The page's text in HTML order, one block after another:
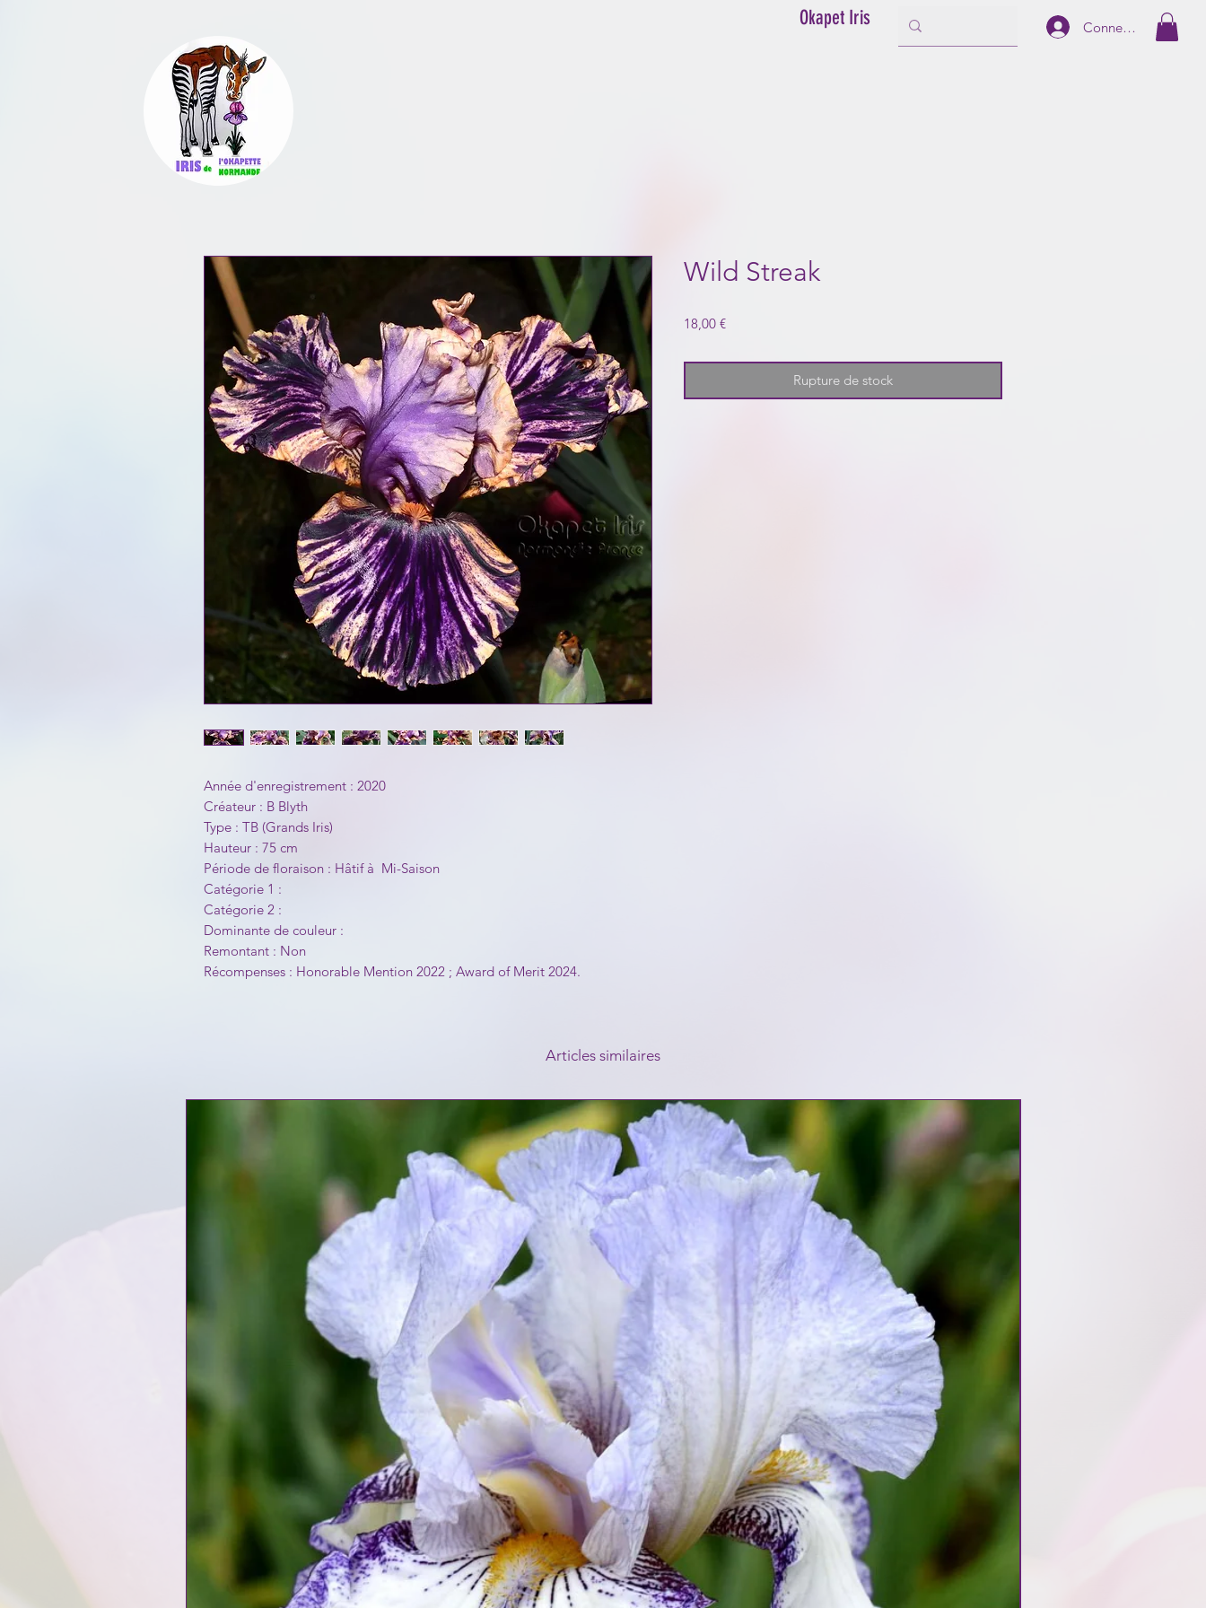
Okapet Iris Connexion
Année d'enregistrement : 2020
Créateur : B Blyth
Type : TB (Grands Iris)
Hauteur : 75 cm
Période de floraison : Hâtif à Mi-Saison
Catégorie 1 :
Catégorie 2 :
Dominante de couleur :
Remontant : Non
Récompenses : Honorable Mention 2022 ; Award of Merit 2024.
Wild Streak
18,00 €Prix
Rupture de stock
Articles similaires